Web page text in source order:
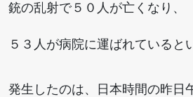
銃の乱射で５０人が亡くなり、
５３人が病院に運ばれていると
発生したのは、日本時間の昨日